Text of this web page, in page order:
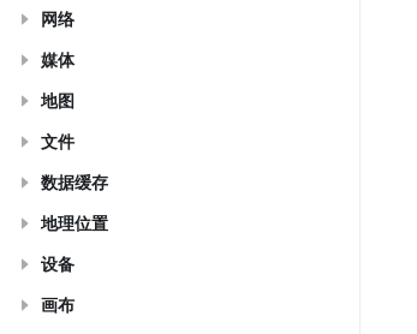
网络
媒体
地图
文件
数据缓存
地理位置
设备
画布